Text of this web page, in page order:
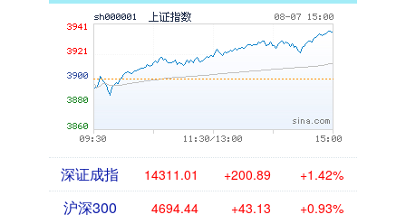
深证成指 14311.01 +200.89 +1.42%
沪深300 4694.44 +43.13 +0.93%